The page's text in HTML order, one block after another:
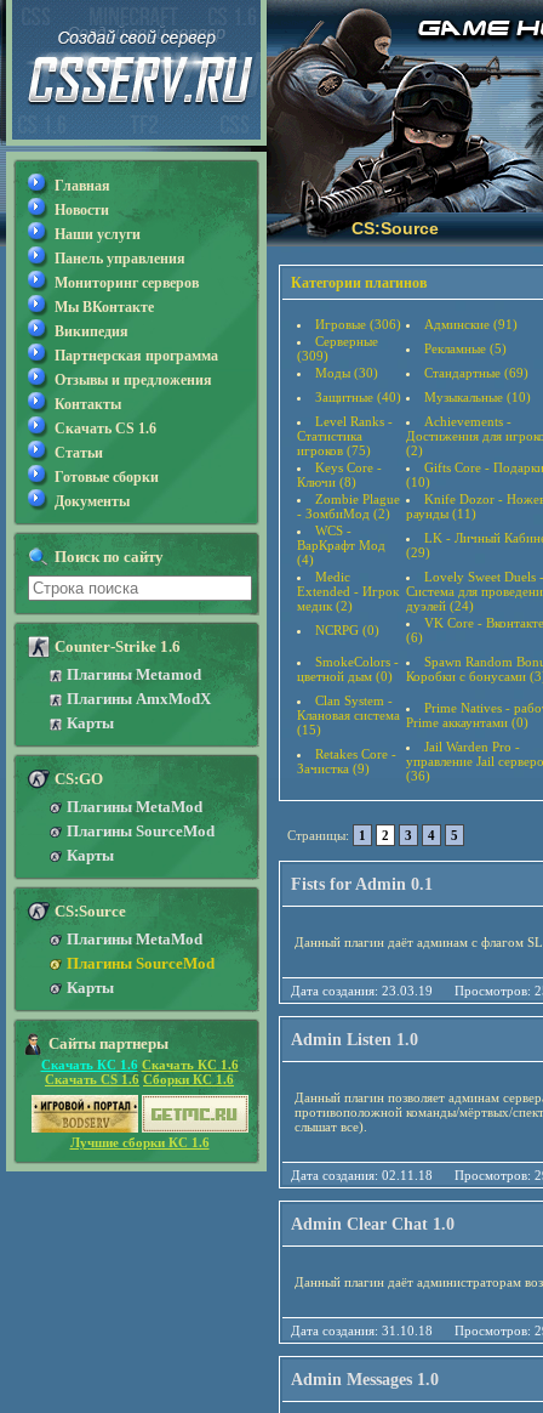
CS:Source
Категории плагинов
Игровые (306)
Админские (91)
Серверные
(309)
Рекламные (5)
Моды (30)
Стандартные (69)
Защитные (40)
Музыкальные (10)
Level Ranks -
Статистика
игроков (75)
Achievements -
Достижения для
(2)
Keys Core -
Ключи (8)
Gifts Core - Подарки
(10)
Zombie Plague
- ЗомбиМод (2)
Knife Dozor -
раунды (11)
WCS -
ВарКрафт Мод
(4)
LK - Личный
(29)
Medic
Extended - Игрок
медик (2)
Lovely Sweet Duels -
Система для
дуэлей (24)
NCRPG (0)
VK Core - Вконтакте
(6)
SmokeColors -
цветной дым (0)
Spawn Random
Коробки с бонусами
Clan System -
Клановая система
(15)
Prime Natives -
Prime аккаунтами (0)
Retakes Core -
Зачистка (9)
Jail Warden Pro -
управление Jail
(36)
Страницы: 1 2 3 4 5
Fists for Admin 0.1
Данный плагин даёт админам с флагом
Дата создания: 23.03.19
Admin Listen 1.0
Данный плагин позволяет админам
противоположной команды/мёртвых/
слышат все).
Дата создания: 02.11.18
Admin Clear Chat 1.0
Данный плагин даёт администраторам
Дата создания: 31.10.18
Admin Messages 1.0
Главная
Новости
Наши услуги
Панель управления
Мониторинг серверов
Мы ВКонтакте
Википедия
Партнерская программа
Отзывы и предложения
Контакты
Скачать CS 1.6
Статьи
Готовые сборки
Документы
Поиск по сайту
Counter-Strike 1.6
Плагины Metamod
Плагины AmxModX
Карты
CS:GO
Плагины MetaMod
Плагины SourceMod
Карты
CS:Source
Плагины MetaMod
Плагины SourceMod
Карты
Сайты партнеры
Скачать КС 1.6 Скачать КС 1.6
Скачать CS 1.6 Сборки КС 1.6
Лучшие сборки КС 1.6